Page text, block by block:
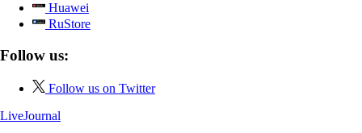
Huawei
RuStore
Follow us:
Follow us on Twitter
LiveJournal